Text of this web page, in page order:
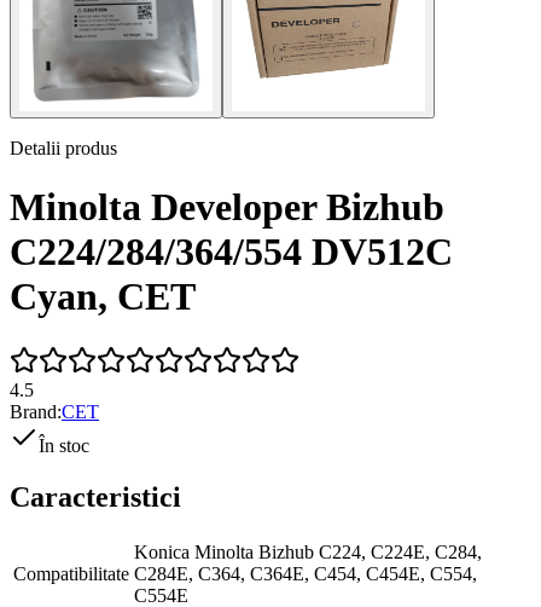
Detalii produs
Minolta Developer Bizhub
C224/284/364/554 DV512C
Cyan, CET
4.5
Brand:CET
În stoc
Caracteristici
Compatibilitate
Konica Minolta Bizhub C224, C224E, C284,
C284E, C364, C364E, C454, C454E, C554,
C554E